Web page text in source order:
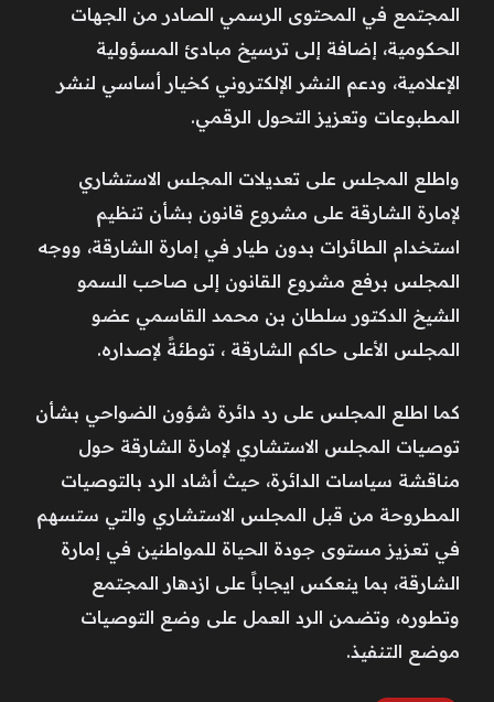
المجتمع في المحتوى الرسمي الصادر من الجهات
الحكومية، إضافة إلى ترسيخ مبادئ المسؤولية
الإعلامية، ودعم النشر الإلكتروني كخيار أساسي لنشر
المطبوعات وتعزيز التحول الرقمي.
واطلع المجلس على تعديلات المجلس الاستشاري
لإمارة الشارقة على مشروع قانون بشأن تنظيم
استخدام الطائرات بدون طيار في إمارة الشارقة، ووجه
المجلس برفع مشروع القانون إلى صاحب السمو
الشيخ الدكتور سلطان بن محمد القاسمي عضو
المجلس الأعلى حاكم الشارقة ، توطئةً لإصداره.
كما اطلع المجلس على رد دائرة شؤون الضواحي بشأن
توصيات المجلس الاستشاري لإمارة الشارقة حول
مناقشة سياسات الدائرة، حيث أشاد الرد بالتوصيات
المطروحة من قبل المجلس الاستشاري والتي ستسهم
في تعزيز مستوى جودة الحياة للمواطنين في إمارة
الشارقة، بما ينعكس ايجاباً على ازدهار المجتمع
وتطوره، وتضمن الرد العمل على وضع التوصيات
موضع التنفيذ.